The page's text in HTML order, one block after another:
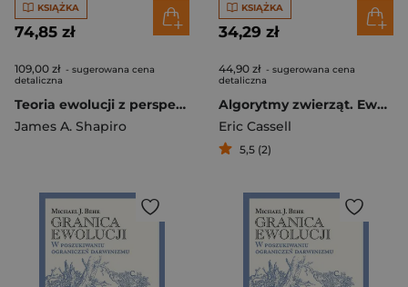
KSIĄŻKA
74,85 zł
109,00 zł - sugerowana cena
detaliczna
Teoria ewolucji z perspektywy XXI wieku. Dlaczego ewolucja jest tak skutecznym procesem. Wersja rozszerzona
James A. Shapiro
KSIĄŻKA
34,29 zł
44,90 zł - sugerowana cena
detaliczna
Algorytmy zwierząt. Ewolucja a tajemnica zadziwiających instynktów
Eric Cassell
5,5 (2)